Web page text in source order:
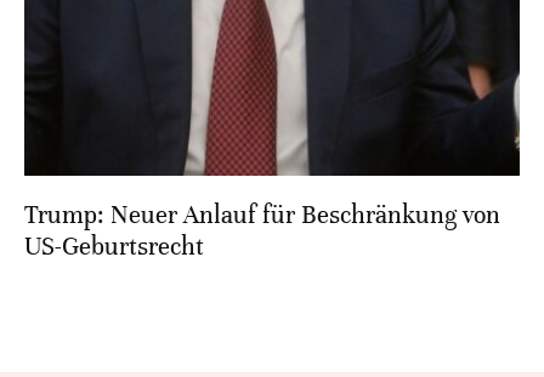
Trump: Neuer Anlauf für Beschränkung von
US-Geburtsrecht